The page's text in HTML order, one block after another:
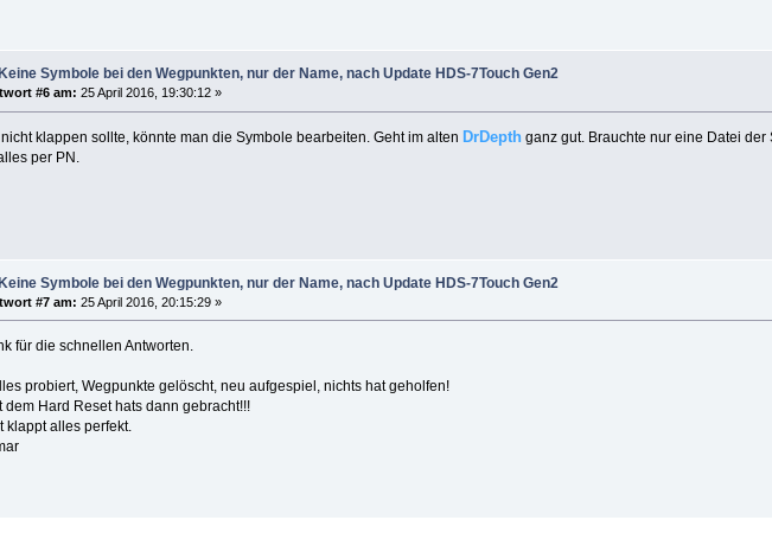
Symbole bei den Wegpunkten, nur der Name, nach Update HDS-7Touch Gen2
#6 am: 25 April 2016, 19:30:12 »
klappen sollte, könnte man die Symbole bearbeiten. Geht im alten DrDepth ganz gut. Brauchte nur eine Datei
per PN.
Symbole bei den Wegpunkten, nur der Name, nach Update HDS-7Touch Gen2
#7 am: 25 April 2016, 20:15:29 »
für die schnellen Antworten.
probiert, Wegpunkte gelöscht, neu aufgespiel, nichts hat geholfen!
dem Hard Reset hats dann gebracht!!!
klappt alles perfekt.